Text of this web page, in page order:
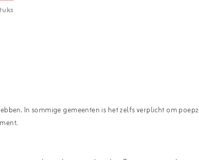
In sommige gemeenten is het zelfs verplicht om